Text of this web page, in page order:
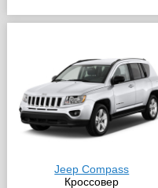
Jeep Compass
Кроссовер